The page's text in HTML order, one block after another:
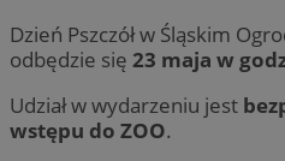
Dzień Pszczół w Śląskim
odbędzie się 23 maja w
Udział w wydarzeniu jest
wstępu do ZOO.